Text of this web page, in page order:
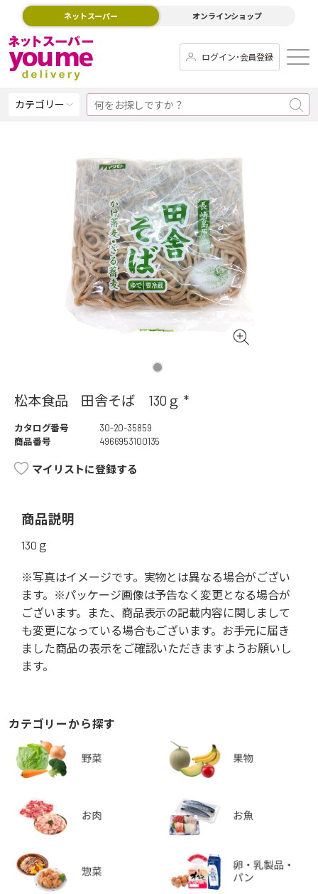
ネットスーパー オンラインショップ
ログイン･会員登録
カテゴリー
松本食品 田舎そば 130ｇ *
カタログ番号
30-20-35859
商品番号
4966953100135
マイリストに登録する
商品説明
130ｇ
※写真はイメージです。実物とは異なる場合がござい
ます。※パッケージ画像は予告なく変更となる場合が
ございます。また、商品表示の記載内容に関しまして
も変更になっている場合もございます。お手元に届き
ました商品の表示をご確認いただきますようお願いし
ます。
カテゴリーから探す